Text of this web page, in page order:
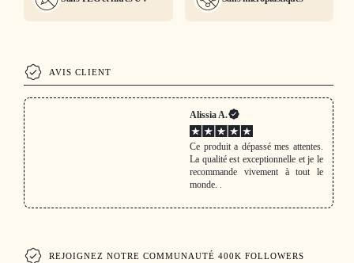
AVIS CLIENT
Alissia A.
Ce produit a dépassé mes attentes.
La qualité est exceptionnelle et je le
recommande vivement à tout le
monde. .
REJOIGNEZ NOTRE COMMUNAUTÉ 400K FOLLOWERS